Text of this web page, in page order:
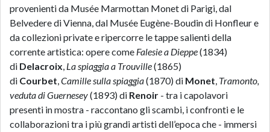
provenienti da Musée Marmottan Monet di Parigi, dal
Belvedere di Vienna, dal Musée Eugène-Boudin di Honfleur e
da collezioni private e ripercorre le tappe salienti della
corrente artistica: opere come Falesie a Dieppe(1834)
di Delacroix, La spiaggia a Trouville(1865)
di Courbet,Camille sulla spiaggia(1870) di Monet, Tramonto,
veduta di Guernesey(1893) di Renoir - tra i capolavori
presenti in mostra - raccontano gli scambi, i confronti e le
collaborazioni tra i più grandi artisti dell’epoca che - immersi